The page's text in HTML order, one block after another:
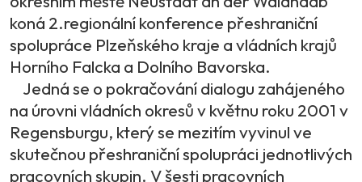
koná 2.regionální konference přeshraniční
spolupráce Plzeňského kraje a vládních krajů
Horního Falcka a Dolního Bavorska.
Jedná se o pokračování dialogu zahájeného
na úrovni vládních okresů v květnu roku 2001 v
Regensburgu, který se mezitím vyvinul ve
skutečnou přeshraniční spolupráci jednotlivých
pracovních skupin. V šesti pracovních